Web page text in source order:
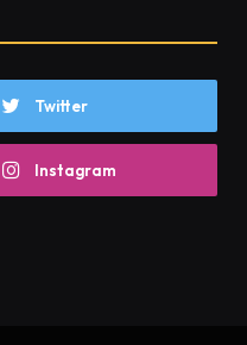
Twitter
Instagram